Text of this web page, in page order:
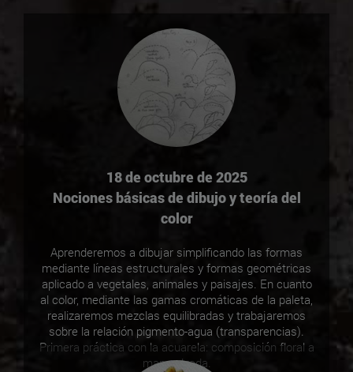
18 de octubre de 2025
Nociones básicas de dibujo y teoría del
color
Aprenderemos a dibujar simplificando las formas
mediante líneas estructurales y formas geométricas
aplicado a vegetales, animales y paisajes. En cuanto
al color, mediante las gamas cromáticas de la paleta,
realizaremos mezclas equilibradas y trabajaremos
sobre la relación pigmento-agua (transparencias).
Primera práctica con la acuarela: composición floral a
mano alzada.